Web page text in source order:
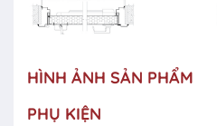
HÌNH ẢNH SẢN PHẨM
PHỤ KIỆN